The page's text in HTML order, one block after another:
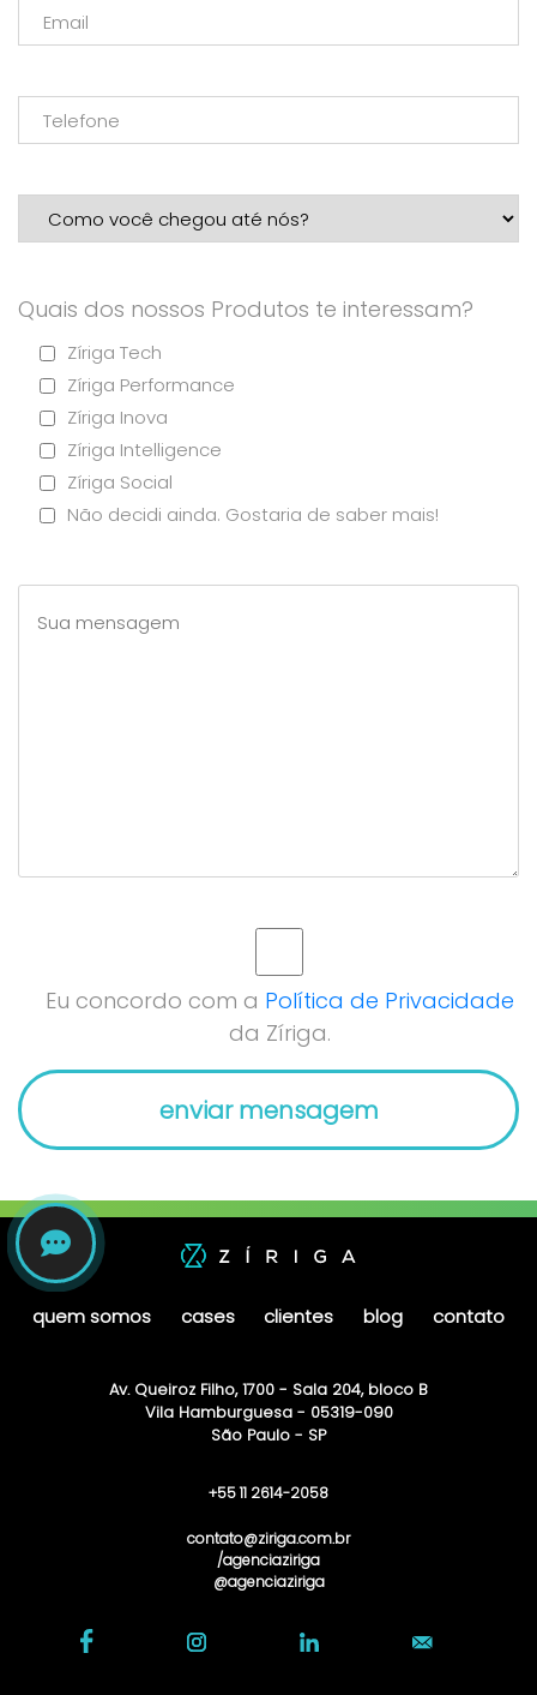
Quais dos nossos Produtos te interessam?
Zíriga Tech
Zíriga Performance
Zíriga Inova
Zíriga Intelligence
Zíriga Social
Não decidi ainda. Gostaria de saber mais!
Eu concordo com a Política de Privacidade
da Zíriga.
quem somos cases clientes blog contato
Av. Queiroz Filho, 1700 - Sala 204, bloco B
Vila Hamburguesa - 05319-090
São Paulo - SP
+55 11 2614-2058
contato@ziriga.com.br
/agenciaziriga
@agenciaziriga